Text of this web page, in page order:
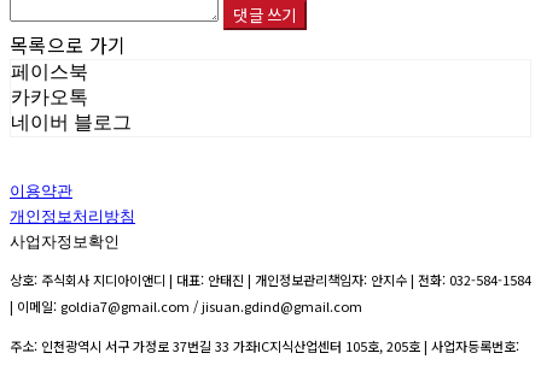
댓글 쓰기
목록으로 가기
페이스북
카카오톡
네이버 블로그
이용약관
개인정보처리방침
사업자정보확인
상호: 주식회사 지디아이앤디 | 대표: 안태진 | 개인정보관리책임자: 안지수 | 전화: 032-584-1584
| 이메일: goldia7@gmail.com / jisuan.gdind@gmail.com
주소: 인천광역시 서구 가정로 37번길 33 가좌IC지식산업센터 105호, 205호 | 사업자등록번호: